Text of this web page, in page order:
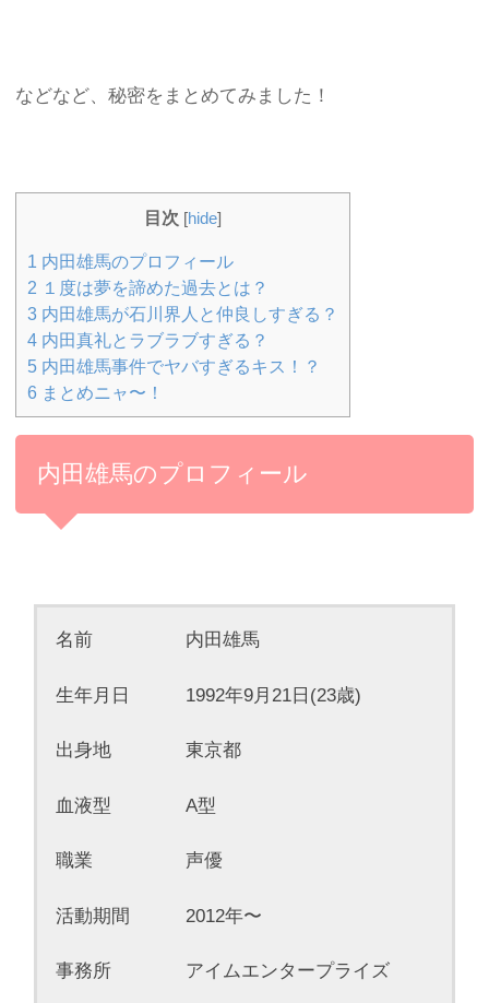
などなど、秘密をまとめてみました！
目次 [hide]
1 内田雄馬のプロフィール
2 １度は夢を諦めた過去とは？
3 内田雄馬が石川界人と仲良しすぎる？
4 内田真礼とラブラブすぎる？
5 内田雄馬事件でヤバすぎるキス！？
6 まとめニャ〜！
内田雄馬のプロフィール
名前 内田雄馬
生年月日 1992年9月21日(23歳)
出身地 東京都
血液型 A型
職業 声優
活動期間 2012年〜
事務所 アイムエンタープライズ